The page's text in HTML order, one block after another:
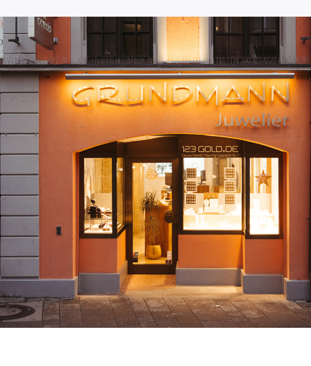
SEITE
SEITESEITESEITE